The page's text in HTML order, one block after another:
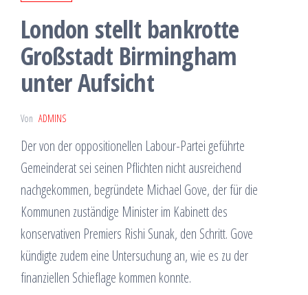
London stellt bankrotte
Großstadt Birmingham
unter Aufsicht
Von ADMINS
Der von der oppositionellen Labour-Partei geführte
Gemeinderat sei seinen Pflichten nicht ausreichend
nachgekommen, begründete Michael Gove, der für die
Kommunen zuständige Minister im Kabinett des
konservativen Premiers Rishi Sunak, den Schritt. Gove
kündigte zudem eine Untersuchung an, wie es zu der
finanziellen Schieflage kommen konnte.